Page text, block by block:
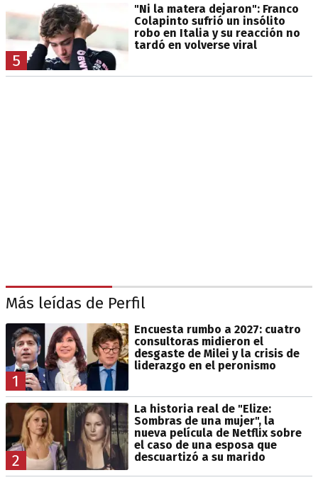
5
"Ni la matera dejaron": Franco
Colapinto sufrió un insólito
robo en Italia y su reacción no
tardó en volverse viral
Más leídas de Perfil
1
Encuesta rumbo a 2027: cuatro
consultoras midieron el
desgaste de Milei y la crisis de
liderazgo en el peronismo
2
La historia real de "Elize:
Sombras de una mujer", la
nueva película de Netflix sobre
el caso de una esposa que
descuartizó a su marido